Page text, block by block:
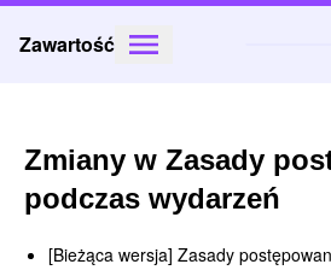
Zawartość
Zmiany w Zasady
podczas wydarzeń
[Bieżąca wersja] Zasady